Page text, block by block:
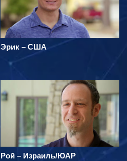
Эрик – США
Рой – Израиль/ЮАР